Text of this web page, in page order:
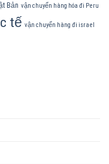
Bản vận chuyển hàng hóa đi Peru
tế vận chuyển hàng đi israel